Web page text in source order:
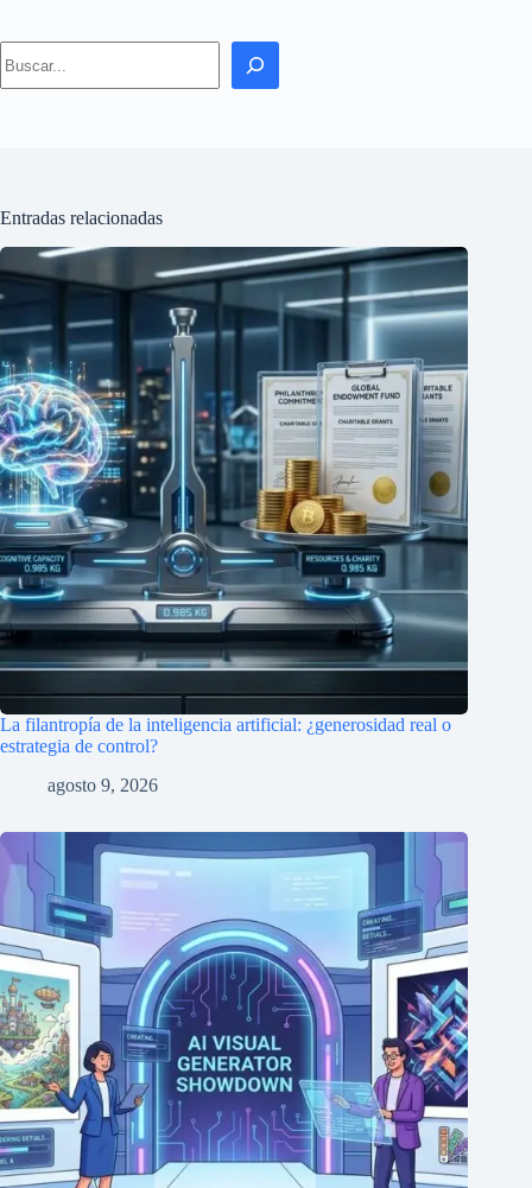
Entradas relacionadas
La filantropía de la inteligencia artificial: ¿generosidad real o
estrategia de control?
agosto 9, 2026